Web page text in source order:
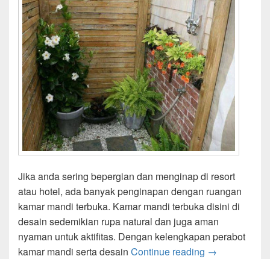
Jika anda sering bepergian dan menginap di resort
atau hotel, ada banyak penginapan dengan ruangan
kamar mandi terbuka. Kamar mandi terbuka disini di
desain sedemikian rupa natural dan juga aman
nyaman untuk aktifitas. Dengan kelengkapan perabot
kamar mandi serta desain Continue reading Ide Desain
→